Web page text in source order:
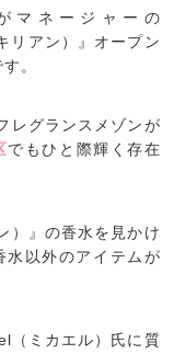
マネージャーの
リアン）』オープン
。
レグランスメゾンが
でもひと際輝く存在
）』の香水を見かけ
水以外のアイテムが
（ミカエル）氏に質